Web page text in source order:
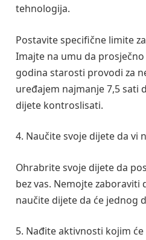
tehnologija.
Postavite specifične limite
Imajte na umu da
godina starosti provodi za
uređajem najmanje 7,5 sati
dijete kontroslisati.
4. Naučite svoje dijete da vi
Ohrabrite svoje dijete da
bez vas. Nemojte zaboraviti
naučite dijete da će jednog
5. Nađite aktivnosti kojim